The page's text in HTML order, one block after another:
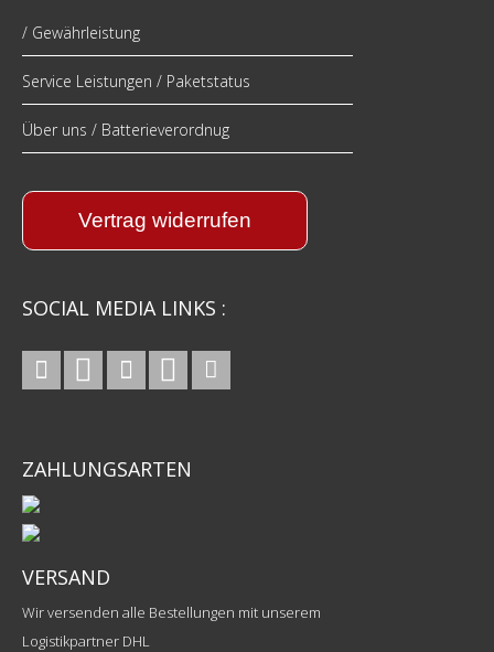
/ Gewährleistung
Service Leistungen / Paketstatus
Über uns / Batterieverordnug
Vertrag widerrufen
SOCIAL MEDIA LINKS :
ZAHLUNGSARTEN
VERSAND
Wir versenden alle Bestellungen mit unserem
Logistikpartner DHL